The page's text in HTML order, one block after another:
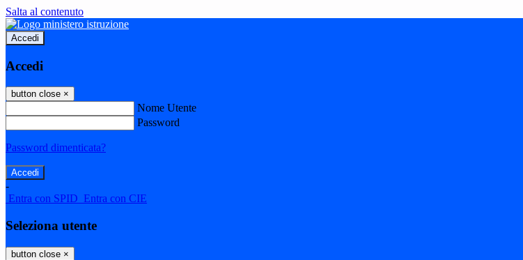
Salta al contenuto
Accedi
Accedi
button close ×
Nome Utente
Password
Password dimenticata?
-
Entra con SPID Entra con CIE
Seleziona utente
button close ×